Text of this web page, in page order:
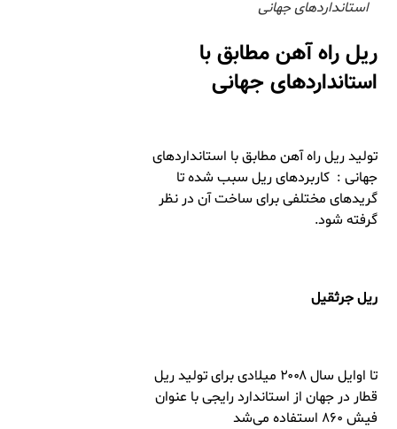
استانداردهای جهانی
ریل راه آهن مطابق با
استانداردهای جهانی
تولید ریل راه آهن مطابق با استانداردهای
جهانی : کاربردهای ریل سبب شده تا
گریدهای مختلفی برای ساخت آن در نظر
گرفته شود.
ریل جرثقیل
تا اوایل سال ۲۰۰۸ میلادی برای تولید ریل
قطار در جهان از استاندارد رایجی با عنوان
فیش ۸۶۰ استفاده می‌شد